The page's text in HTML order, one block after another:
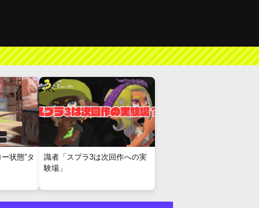
ー状態”タ
識者「スプラ3は次回作への実
験場」